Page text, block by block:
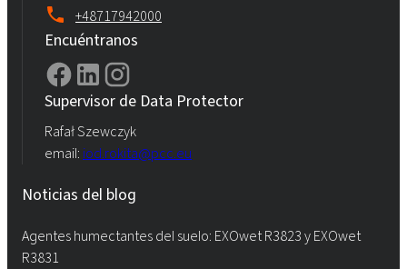
+48717942000
Encuéntranos
Supervisor de Data Protector
Rafał Szewczyk
email: iod.rokita@pcc.eu
Noticias del blog
Agentes humectantes del suelo: EXOwet R3823 y EXOwet
R3831